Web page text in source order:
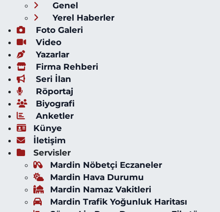
Genel
Yerel Haberler
Foto Galeri
Video
Yazarlar
Firma Rehberi
Seri İlan
Röportaj
Biyografi
Anketler
Künye
İletişim
Servisler
Mardin Nöbetçi Eczaneler
Mardin Hava Durumu
Mardin Namaz Vakitleri
Mardin Trafik Yoğunluk Haritası